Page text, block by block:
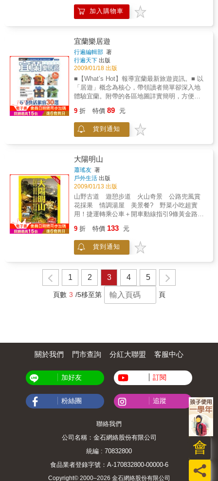
點、小鎮老街、人氣美食、必買伴手、森林浴
場、渡假山莊等資訊，搭配最新的公路交通資
加入購物車
宜蘭樂居遊
行遍編輯部 著
行遍天下 出版
2009/01/18 出版
■【What’s Hot】報導宜蘭最新旅遊資訊。■ 以
「居遊」概念為核心，帶領讀者簡單卻深入地
體驗宜蘭。附帶的各區地圖詳實簡明，方便讀
Yilan】，分為「燈會」、「新月廣場」、「宜
蘭最in建築」「消費券遊宜蘭」等4部分內容，
帶領讀者認識宜蘭新的發展現況，並從中了解
的好飯店、民宿，並超值附贈29家飯店民宿的
coupon券，希望讀者出門在外，能夠划算地享
受到最棒的住宿；並能藉此感受到宜蘭的空
氣，四處都瀰漫了一種樂活的精神。 在各區的
住宿介紹完之後，加值介紹各區的必遊景點，
以及必吃美食、伴手禮，最後並規劃有地圖及
交通資訊，讓本書不僅是為讀者構成氛圍，同
時也充分具備實用價值。內容詳介：What’s
Hot In Yilan?042009台灣燈會20週年在宜蘭06
本」最IN建築10手持消費券，人人都是大富翁
超感人！LOHAS旅居14【礁溪】冬戀溫泉 超
溫暖湯居24【頭城】海風輕撫賞海景美居
30【狀圍、五結】浪漫奢華 玩設計潮居
40【冬杉、羅東】漫遊河畔縱心靈水居50【員
山、三星、大同】呼吸山野 親自然綠居
【icon標】超值附贈29家飯店民宿coupon！宜
9 折 特價 89 元
貨到通知
大陽明山
蕭瑤友 著
戶外生活 出版
2009/01/13 出版
山野古道 遊憩步道 火山奇景 公路兜風賞
花採果 情調湯屋 美景餐? 野菜小吃超實
用！捷運轉乘公車＋開車動線指引9條黃金路線
名店仰德大道 陽金公路 文大周邊 東山路
賞夜景 菁山後花園 竹子湖巴拉卡公路 紗
帽山＆行義路溫泉 北投泉鄉 內外雙溪…
9 折 特價 133 元
貨到通知
1 2 3 4 5
頁數 3 /5移至第 頁
員
會
關於我們 門市查詢 分紅大聯盟 客服中心
加好友 訂閱
粉絲團 追蹤
聯絡我們
公司名稱：金石網絡股份有限公司
統編 : 70832800
食品業者登錄字號：A-170832800-00000-6
Copyright© 2000–2026 金石網絡股份有限公司